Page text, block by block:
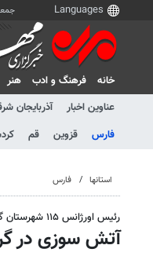
جمعه ۱۶
خانه فرهنگ و ادب هنر
عناوین اخبار
آذربایجان
فارس
قزوین قم
استانها فارس
رئیس اورژانس ١١۵ شهرستان گراش:
آتش سوزی در گراش ١١ مصدوم به